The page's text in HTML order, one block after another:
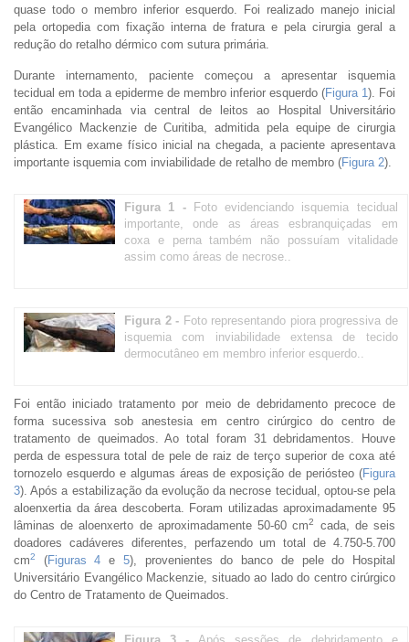
quase todo o membro inferior esquerdo. Foi realizado manejo inicial
pela ortopedia com fixação interna de fratura e pela cirurgia geral a
redução do retalho dérmico com sutura primária.
Durante internamento, paciente começou a apresentar isquemia
tecidual em toda a epiderme de membro inferior esquerdo (Figura 1 ). Foi
então encaminhada via central de leitos ao Hospital Universitário
Evangélico Mackenzie de Curitiba, admitida pela equipe de cirurgia
plástica. Em exame físico inicial na chegada, a paciente apresentava
importante isquemia com inviabilidade de retalho de membro (Figura 2).
Figura 1 -
Foto evidenciando isquemia tecidual
importante, onde as áreas esbranquiçadas em
coxa e perna também não possuíam vitalidade
assim como áreas de necrose..
Figura 2 - Foto representando piora progressiva de
isquemia com inviabilidade extensa de tecido
dermocutâneo em membro inferior esquerdo..
Foi então iniciado tratamento por meio de debridamento precoce de
forma sucessiva sob anestesia em centro cirúrgico do centro de
tratamento de queimados. Ao total foram 31 debridamentos. Houve
perda de espessura total de pele de raiz de terço superior de coxa até
tornozelo esquerdo e algumas áreas de exposição de periósteo (Figura
3). Após a estabilização da evolução da necrose tecidual, optou-se pela
aloenxertia da área descoberta. Foram utilizadas aproximadamente 95
lâminas de aloenxerto de aproximadamente 50-60 cm2
cada, de seis
doadores cadáveres diferentes, perfazendo um total de 4.750-5.700
cm2 (Figuras 4 e 5), provenientes do banco de pele do Hospital
Universitário Evangélico Mackenzie, situado ao lado do centro cirúrgico
do Centro de Tratamento de Queimados.